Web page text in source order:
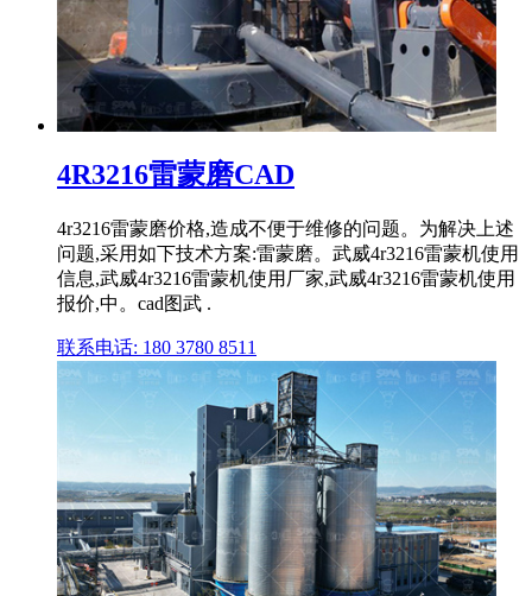
4R3216雷蒙磨CAD
4r3216雷蒙磨价格,造成不便于维修的问题。为解决上述
问题,采用如下技术方案:雷蒙磨。武威4r3216雷蒙机使用
信息,武威4r3216雷蒙机使用厂家,武威4r3216雷蒙机使用
报价,中。cad图武 .
联系电话: 180 3780 8511